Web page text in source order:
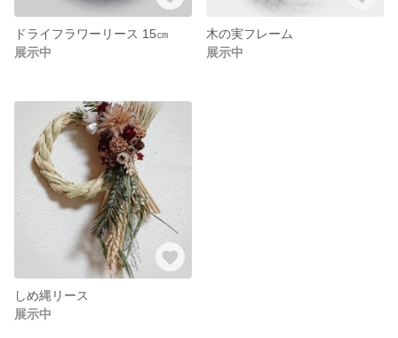
ドライフラワーリース 15㎝
展示中
木の実フレーム
展示中
しめ縄リース
展示中